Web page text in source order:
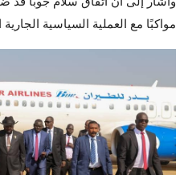
مواكبًا مع العملية السياسية الجارية